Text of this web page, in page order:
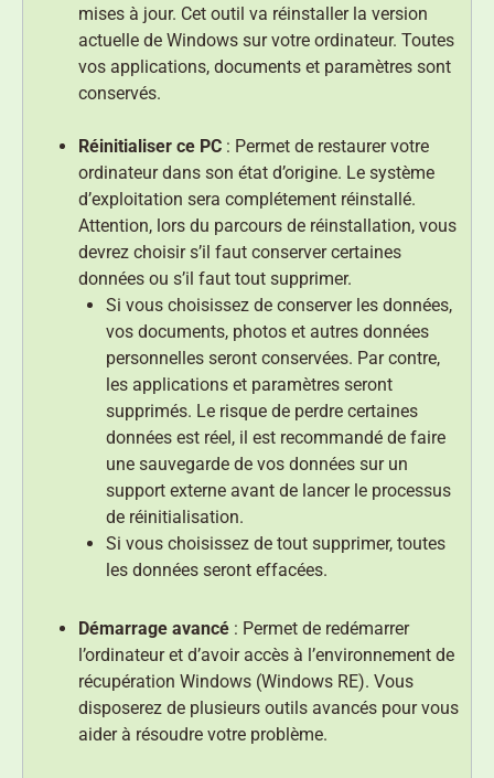
mises à jour. Cet outil va réinstaller la version
actuelle de Windows sur votre ordinateur. Toutes
vos applications, documents et paramètres sont
conservés.
Réinitialiser ce PC : Permet de restaurer votre
ordinateur dans son état d’origine. Le système
d’exploitation sera complétement réinstallé.
Attention, lors du parcours de réinstallation, vous
devrez choisir s’il faut conserver certaines
données ou s’il faut tout supprimer.
Si vous choisissez de conserver les données,
vos documents, photos et autres données
personnelles seront conservées. Par contre,
les applications et paramètres seront
supprimés. Le risque de perdre certaines
données est réel, il est recommandé de faire
une sauvegarde de vos données sur un
support externe avant de lancer le processus
de réinitialisation.
Si vous choisissez de tout supprimer, toutes
les données seront effacées.
Démarrage avancé : Permet de redémarrer
l’ordinateur et d’avoir accès à l’environnement de
récupération Windows (Windows RE). Vous
disposerez de plusieurs outils avancés pour vous
aider à résoudre votre problème.